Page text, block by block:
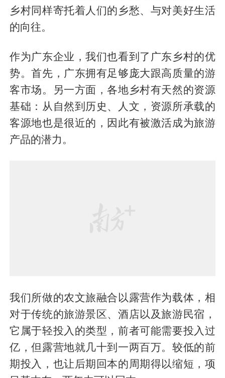
乡村同样寄托着人们的乡愁、与对美好生活
的向往。
作为广东企业，我们也看到了广东乡村的优
势。首先，广东拥有足够庞大跟高质量的游
客市场。另一方面，各地乡村有天然的资源
基础：从自然到历史、人文，资源所承载的
客源地也是很近的，因此有被激活成为旅游
产品的潜力。
我们所做的农文旅融合以露营作为载体，相
对于传统的旅游景区、酒店以及旅游民宿，
它属于轻投入的类型，前者可能需要投入过
亿，但露营地就几十到一两百万。较低的前
期投入，也让后期回本的周期得以缩短，项